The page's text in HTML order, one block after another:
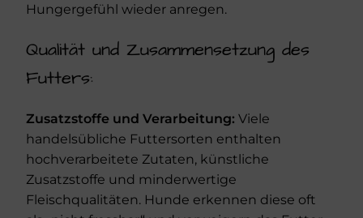
Hungergefühl wieder anregen.
Qualität und Zusammensetzung des
Futters:
Zusatzstoffe und Verarbeitung: Viele
handelsübliche Futtersorten enthalten
hochverarbeitete Zutaten, künstliche
Zusatzstoffe und minderwertige
Fleischqualitäten. Hunde erkennen diese oft